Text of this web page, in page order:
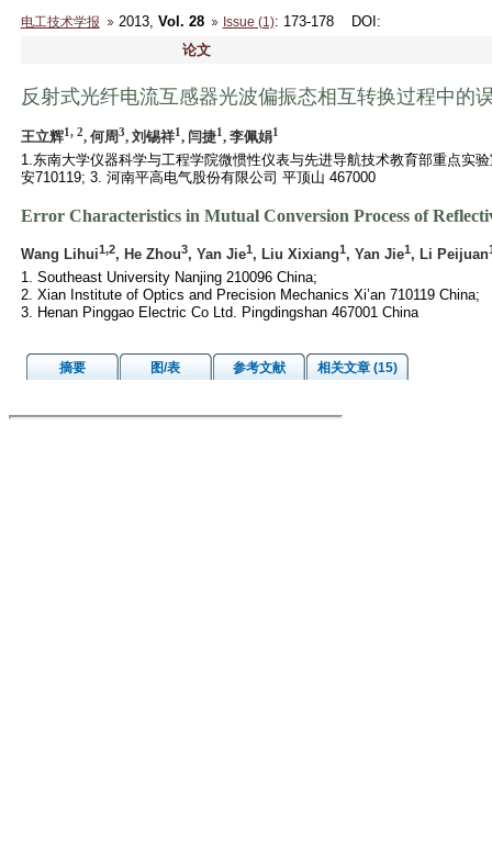
电工技术学报 2013, Vol. 28 Issue (1): 173-178 DOI :
论文
反射式光纤电流互感器光波偏振态相互转换过程中的
王立辉1, 2, 何周3, 刘锡祥1, 闫捷1, 李佩娟1
1.东南大学仪器科学与工程学院微惯性仪表与先进导航技术教育部重点实
安710119; 3. 河南平高电气股份有限公司 平顶山 467000
Error Characteristics in Mutual Conversion Process of
Wang Lihui1,2, He Zhou3, Yan Jie1, Liu Xixiang1, Yan Jie1, Li Peijuan
1. Southeast University Nanjing 210096 China;
2. Xian Institute of Optics and Precision Mechanics Xi’an 710119 China;
3. Henan Pinggao Electric Co Ltd. Pingdingshan 467001 China
摘要 图/表 参考文献 相关文章 (15)